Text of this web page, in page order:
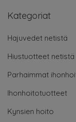
Kategoriat
Hajuvedet netistä
Hiustuotteet netistä
Parhaimmat
Ihonhoitotuotteet
Kynsien hoito